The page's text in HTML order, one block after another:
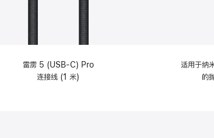
雷雳 5 (USB-C) Pro
连接线 (1 米)
适用于纳
的